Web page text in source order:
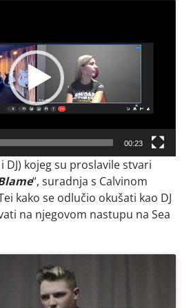
00:23
DJ) kojeg su proslavile stvari
“, suradnja s Calvinom
kako se odlučio okušati kao DJ
na njegovom nastupu na Sea